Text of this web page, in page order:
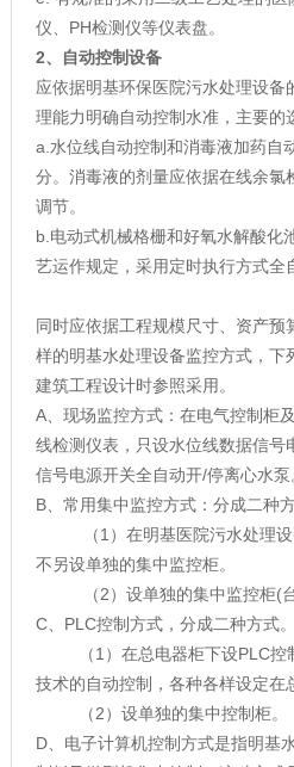
仪、PH检测仪等仪表盘。
2、自动控制设备
应依据明基环保医院污水处理设备
理能力明确自动控制水准，主要的
a.水位线自动控制和消毒液加药自
分。消毒液的剂量应依据在线余氯
调节。
b.电动式机械格栅和好氧水解酸化
艺运作规定，采用定时执行方式全
同时应依据工程规模尺寸、资产预
样的明基水处理设备监控方式，下
建筑工程设计时参照采用。
A、现场监控方式：在电气控制柜
线检测仪表，只设水位线数据信号
信号电源开关全自动开/停离心水泵
B、常用集中监控方式：分成二种方
（1）在明基医院污水处理设
不另设单独的集中监控柜。
（2）设单独的集中监控柜(台
C、PLC控制方式，分成二种方式。
（1）在总电器柜下设PLC控
技术的自动控制，各种各样设定在
（2）设单独的集中控制柜。
D、电子计算机控制方式是指明基